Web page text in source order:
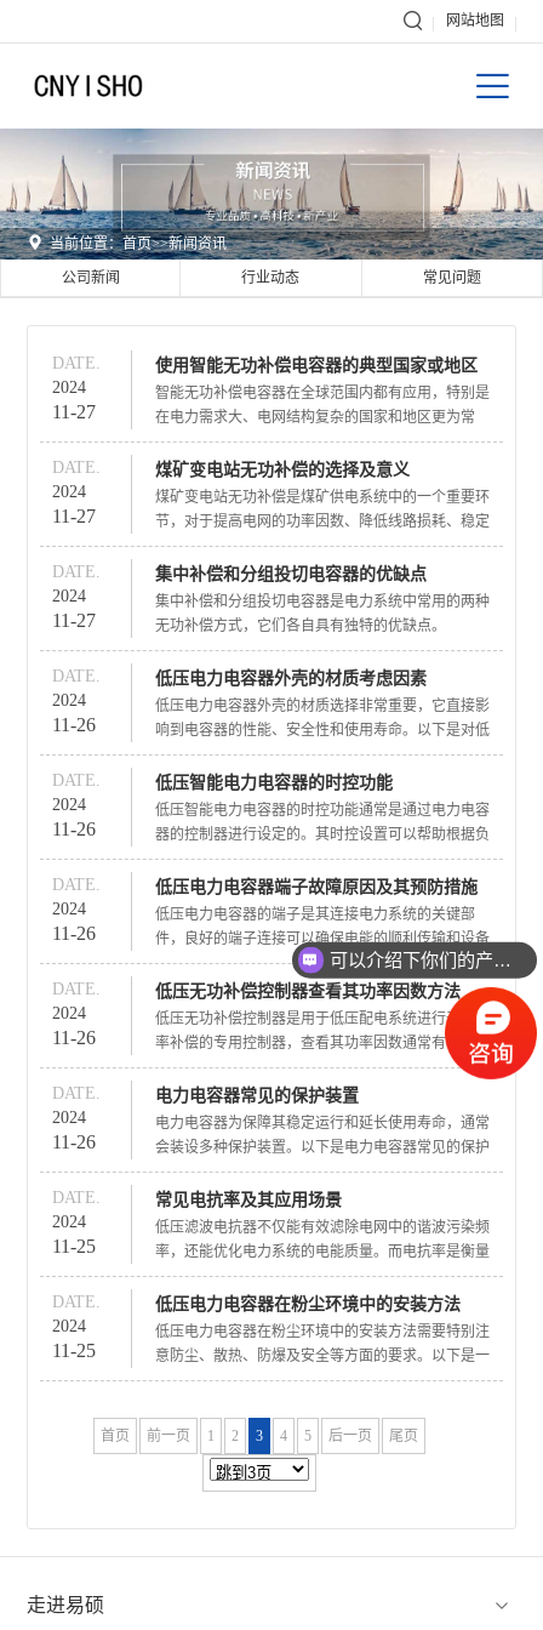
 网站地图

 当前位置：首页>>新闻资讯
公司新闻
行业动态 常见问题
DATE.
2024
11-27
使用智能无功补偿电容器的典型国家或地区
智能无功补偿电容器在全球范围内都有应用，特别是
在电力需求大、电网结构复杂的国家和地区更为常
见。以下是一些使用智能无功补偿电容器的典型国家
或地区：
中国：
中国是电力需求大国，对电网的稳定性和效率有很高
用，特别是在工厂配电系统、居民小区配电系统以及
市政商业建筑等领域。
DATE.
2024
11-27
煤矿变电站无功补偿的选择及意义
煤矿变电站无功补偿是煤矿供电系统中的一个重要环
节，对于提高电网的功率因数、降低线路损耗、稳定
电网电压等方面具有重要意义。以下是对煤矿变电站
无功补偿的详细分析：
一、无功补偿的作用
提高功率因数：无功补偿可以减少无功电流在电网中
有助于减少电网中的无功损耗，提高电网的输电能
力。
DATE.
2024
11-27
集中补偿和分组投切电容器的优缺点
集中补偿和分组投切电容器是电力系统中常用的两种
无功补偿方式，它们各自具有独特的优缺点。
集中补偿的优缺点优点：
利用率高：集中补偿通常将电容器集中安装在变电所
或配电室的母线上，可以统一管理和维护，电容器利
用率相对较高。
DATE.
2024
11-26
低压电力电容器外壳的材质考虑因素
低压电力电容器外壳的材质选择非常重要，它直接影
响到电容器的性能、安全性和使用寿命。以下是对低
压电力电容器外壳材质的详细分析：
一、常见材质不饱和聚酯：
DATE.
2024
11-26
低压智能电力电容器的时控功能
低压智能电力电容器的时控功能通常是通过电力电容
器的控制器进行设定的。其时控设置可以帮助根据负
荷的波动自动调整电容器的投入与断开，从而提高功
率因数，减少无功功率的损耗。那么，低压智能电容
器时控是怎么调的？
一、低压智能电力电容器时控调节步骤：
DATE.
2024
11-26
低压电力电容器端子故障原因及其预防措施
低压电力电容器的端子是其连接电力系统的关键部
件，良好的端子连接可以确保电能的顺利传输和设备
的安全运行。然而，若端子出现故障，可能导致电容
器失效、设备损坏，甚至引发火灾等安全事故。以下
是对低压电力电容器端子故障及其预防措施的详细分
析：
DATE.
2024
11-26
低压无功补偿控制器查看其功率因数方法
低压无功补偿控制器是用于低压配电系统进行无功功
率补偿的专用控制器，查看其功率因数通常有以下几
种方式：
一、通过控制器显示屏查看
大多数现代低压无功补偿控制器带有LCD或LED显示
屏，能够实时显示电网的功率因数（PF）。用户可以
值通常会以“PF”或“cosφ”进行标记。
DATE.
2024
11-26
电力电容器常见的保护装置
电力电容器为保障其稳定运行和延长使用寿命，通常
会装设多种保护装置。以下是电力电容器常见的保护
装置：
一、过电流保护
电力电容器在运行过程中，若电流过大可能会导致电
容器内部过热，甚至损坏。因此，需要设置过电流保
路，从而保护电容器不受损伤。
DATE.
2024
11-25
常见电抗率及其应用场景
低压滤波电抗器不仅能有效滤除电网中的谐波污染频
率，还能优化电力系统的电能质量。而电抗率是衡量
电抗器对交流信号阻抗能力的重要参数，不同的电抗
率适用于不同的谐波抑制需求，以下是关于低压滤波
电抗器电抗率的详细解释：
DATE.
2024
11-25
低压电力电容器在粉尘环境中的安装方法
低压电力电容器在粉尘环境中的安装方法需要特别注
意防尘、散热、防爆及安全等方面的要求。以下是一
个详细的安装指南：
在安装前，对粉尘环境的特性进行详细评估，包括粉
尘的类型、浓度、湿度以及可能的腐蚀性。
首页 前一页 1 2 3 4 5 后一页 尾页
走进易硕 
可以介绍下你们的产品么？